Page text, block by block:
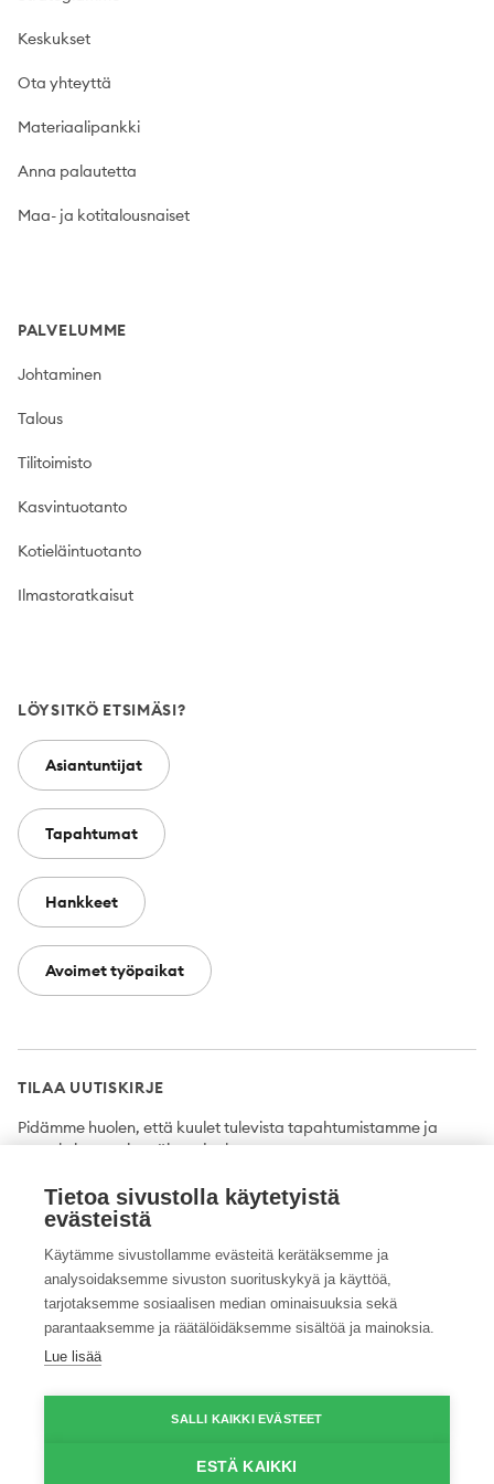
Keskukset
Ota yhteyttä
Materiaalipankki
Anna palautetta
Maa- ja kotitalousnaiset
PALVELUMME
Johtaminen
Talous
Tilitoimisto
Kasvintuotanto
Kotieläintuotanto
Ilmastoratkaisut
LÖYSITKÖ ETSIMÄSI?
Asiantuntijat
Tapahtumat
Hankkeet
Avoimet työpaikat
TILAA UUTISKIRJE
Pidämme huolen, että kuulet tulevista tapahtumistamme ja
uutuuksista ensimmäisten joukossa.
Tilaa
Twitter FacebookYouTubeInstagramLinkedIn
© 2026 ProAgria. Kaikki oikeudet pidätetään.
Tietoa sivustolla käytetyistä
evästeistä
Käytämme sivustollamme evästeitä kerätäksemme ja
analysoidaksemme sivuston suorituskykyä ja käyttöä,
tarjotaksemme sosiaalisen median ominaisuuksia sekä
parantaaksemme ja räätälöidäksemme sisältöä ja mainoksia.
Lue lisää
SALLI KAIKKI EVÄSTEET
ESTÄ KAIKKI